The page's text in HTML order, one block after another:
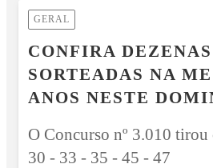
GERAL
CONFIRA DEZENAS
SORTEADAS NA
ANOS NESTE
O Concurso nº 3.010 tirou
30 - 33 - 35 - 45 - 47